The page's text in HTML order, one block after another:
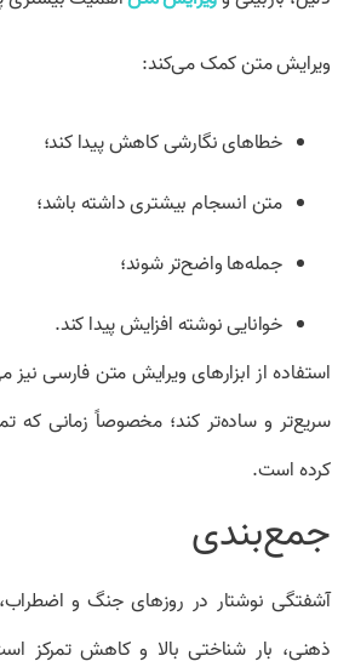
ویرایش متن کمک می‌کند:
خطاهای نگارشی کاهش پیدا کند؛
متن انسجام بیشتری داشته باشد؛
جمله‌ها واضح‌تر شوند؛
خوانایی نوشته افزایش پیدا کند.
استفاده از ابزارهای ویرایش متن فارسی نیز
سریع‌تر و ساده‌تر کند؛ مخصوصاً زمانی که
کرده است.
جمع‌بندی
آشفتگی نوشتار در روزهای جنگ و
ذهنی، بار شناختی بالا و کاهش تمرکز